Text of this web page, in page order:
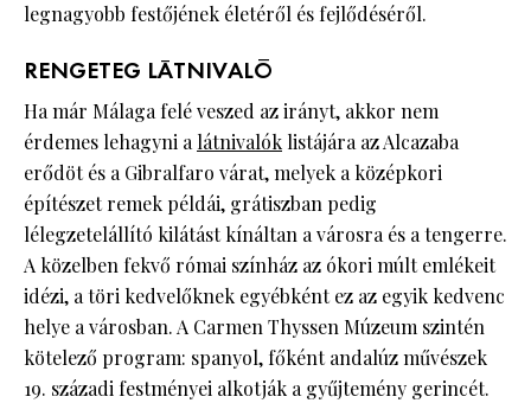
legnagyobb festőjének életéről és fejlődéséről.
RENGETEG LÁTNIVALÓ
Ha már Málaga felé veszed az irányt, akkor nem
érdemes lehagyni alátnivalók listájára az Alcazaba
erődöt és a Gibralfaro várat, melyek a középkori
építészet remek példái, grátiszban pedig
lélegzetelállító kilátást kínáltan a városra és a tengerre.
A közelben fekvő római színház az ókori múlt emlékeit
idézi, a töri kedvelőknek egyébként ez az egyik kedvenc
helye a városban. A Carmen Thyssen Múzeum szintén
kötelező program: spanyol, főként andalúz művészek
19. századi festményei alkotják a gyűjtemény gerincét.